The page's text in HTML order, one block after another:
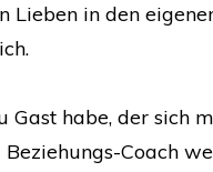
in den
Gast habe, der sich
Coach